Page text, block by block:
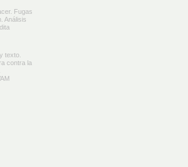
Fugas
Análisis
texto.
contra la